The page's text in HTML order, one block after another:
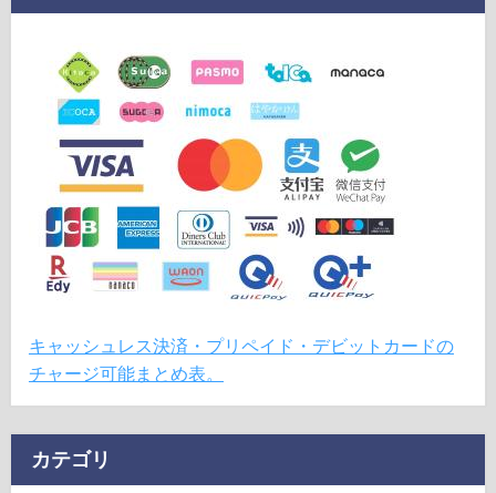
キャッシュレス決済・プリペイド・デビットカードの
チャージ可能まとめ表。
カテゴリ